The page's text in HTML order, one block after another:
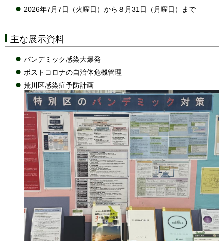
2026年7月7日（火曜日）から８月31日（月曜日）まで
主な展示資料
パンデミック感染大爆発
ポストコロナの自治体危機管理
荒川区感染症予防計画